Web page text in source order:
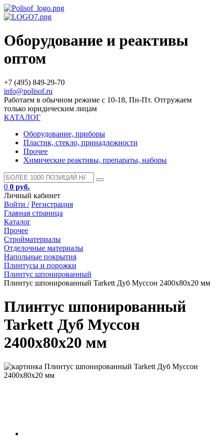
Оборудование и реактивы
оптом
+7 (495) 849-29-70
info@polisof.ru
Работаем в обычном режиме с 10-18, Пн-Пт. Отгружаем
только юридическим лицам
КАТАЛОГ
Оборудование, приборы
Пластик, стекло, принадлежности
Прочее
Химические реактивы, препараты, наборы
0 0 руб.
Личный кабинет
Войти / Регистрация
Главная страница
Каталог
Прочее
Стройматериалы
Отделочные материалы
Напольные покрытия
Плинтусы и порожки
Плинтус шпонированный
Плинтус шпонированный Tarkett Дуб Муссон 2400x80x20 мм
Плинтус шпонированный
Tarkett Дуб Муссон
2400x80x20 мм